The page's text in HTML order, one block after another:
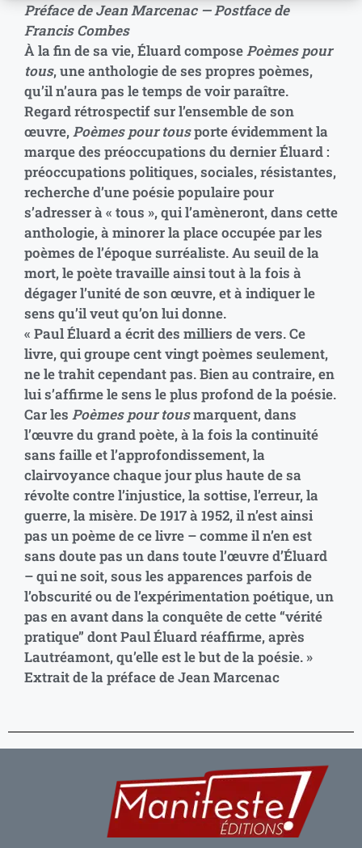
Préface de Jean Marcenac — Postface de
Francis Combes
À la fin de sa vie, Éluard composePoèmes pour
tous, une anthologie de ses propres poèmes,
qu’il n’aura pas le temps de voir paraître.
Regard rétrospectif sur l’ensemble de son
œuvre,Poèmes pour tousporte évidemment la
marque des préoccupations du dernier Éluard :
préoccupations politiques, sociales, résistantes,
recherche d’une poésie populaire pour
s’adresser à « tous », qui l’amèneront, dans cette
anthologie, à minorer la place occupée par les
poèmes de l’époque surréaliste. Au seuil de la
mort, le poète travaille ainsi tout à la fois à
dégager l’unité de son œuvre, et à indiquer le
sens qu’il veut qu’on lui donne.
« Paul Éluard a écrit des milliers de vers. Ce
livre, qui groupe cent vingt poèmes seulement,
ne le trahit cependant pas. Bien au contraire, en
lui s’affirme le sens le plus profond de la poésie.
Car les Poèmes pour tousmarquent, dans
l’œuvre du grand poète, à la fois la continuité
sans faille et l’approfondissement, la
clairvoyance chaque jour plus haute de sa
révolte contre l’injustice, la sottise, l’erreur, la
guerre, la misère. De 1917 à 1952, il n’est ainsi
pas un poème de ce livre – comme il n’en est
sans doute pas un dans toute l’œuvre d’Éluard
– qui ne soit, sous les apparences parfois de
l’obscurité ou de l’expérimentation poétique, un
pas en avant dans la conquête de cette “vérité
pratique” dont Paul Éluard réaffirme, après
Lautréamont, qu’elle est le but de la poésie. »
Extrait de la préface de Jean Marcenac